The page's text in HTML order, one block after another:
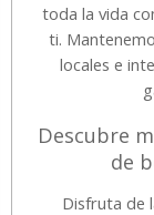
toda la vida
ti.
locales e
Descubre
de
Disfruta de